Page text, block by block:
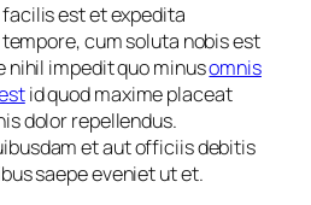
est et expedita
cum soluta nobis est
nihil impedit quo minusomnis
id quod maxime placeat
dolor repellendus.
et aut officiis debitis
saepe eveniet ut et.